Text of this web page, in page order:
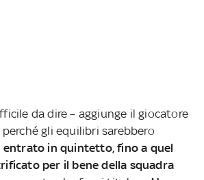
da dire – aggiunge il giocatore
gli equilibri sarebbero
entrato in quintetto, fino a quel
per il bene della squadra